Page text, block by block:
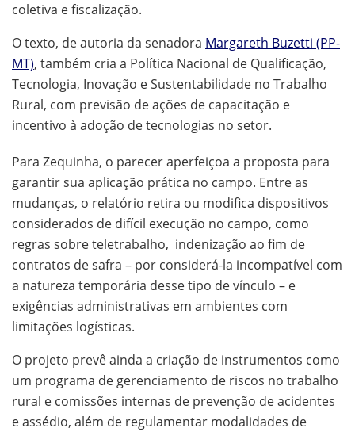
coletiva e fiscalização.
O texto, de autoria da senadora Margareth Buzetti (PP-
MT), também cria a Política Nacional de Qualificação,
Tecnologia, Inovação e Sustentabilidade no Trabalho
Rural, com previsão de ações de capacitação e
incentivo à adoção de tecnologias no setor.
Para Zequinha, o parecer aperfeiçoa a proposta para
garantir sua aplicação prática no campo. Entre as
mudanças, o relatório retira ou modifica dispositivos
considerados de difícil execução no campo, como
regras sobre teletrabalho, indenização ao fim de
contratos de safra – por considerá-la incompatível com
a natureza temporária desse tipo de vínculo – e
exigências administrativas em ambientes com
limitações logísticas.
O projeto prevê ainda a criação de instrumentos como
um programa de gerenciamento de riscos no trabalho
rural e comissões internas de prevenção de acidentes
e assédio, além de regulamentar modalidades de